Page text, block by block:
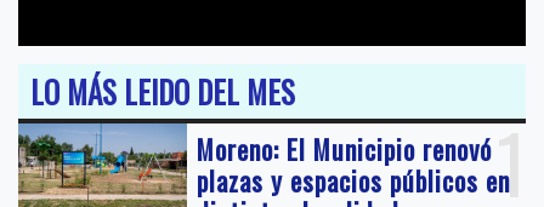
LO MÁS LEIDO DEL MES
1
Moreno: El Municipio renovó
plazas y espacios públicos en